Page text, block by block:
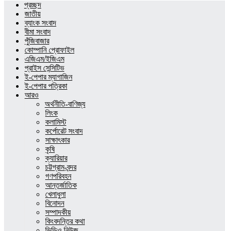
প্রচ্ছদ
জাতীয়
ব্যাংক সংবাদ
বীমা সংবাদ
পুঁজিবাজার
কোম্পানি প্রোফাইল
এজিএম/ইজিএম
প্রাইস সেন্সিটিভ
ই-পেপার ম্যাগাজিন
ই-পেপার পত্রিকা
আরও
অর্থনীতি-বাণিজ্য
লিংক
কলামিস্ট
কর্পোরেট সংবাদ
সাক্ষাৎকার
কৃষি
ক্যারিয়ার
চট্টগ্রাম-বন্দর
গণপরিবহন
আন্তর্জাতিক
খেলাধুলা
বিনোদন
সম্পাদকীয়
কিংবদন্তির কথা